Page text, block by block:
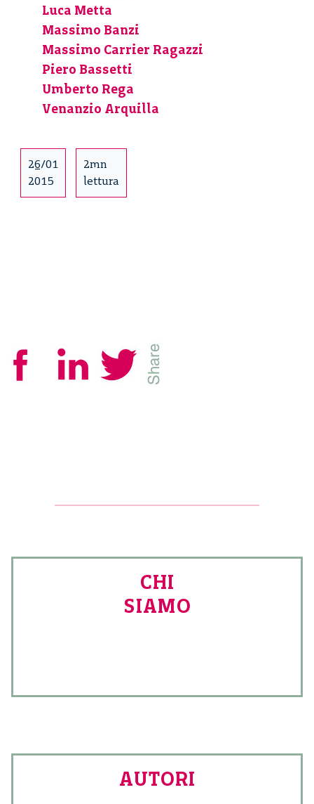
Luca Metta
Massimo Banzi
Massimo Carrier Ragazzi
Piero Bassetti
Umberto Rega
Venanzio Arquilla
26/01
2015
2mn
lettura
CHI
SIAMO
AUTORI